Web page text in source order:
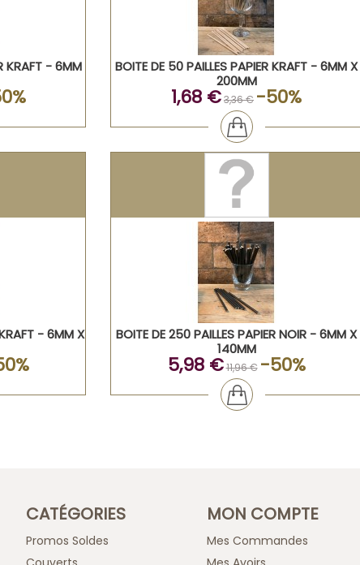
KRAFT - 6MM
BOITE DE 50 PAILLES PAPIER KRAFT - 6MM X
200MM
1,68 €3,36 € -50%
- 6MM X
BOITE DE 250 PAILLES PAPIER NOIR - 6MM X
140MM
5,98 €11,96 € -50%
CATÉGORIES
Promos Soldes
MON COMPTE
Mes Commandes